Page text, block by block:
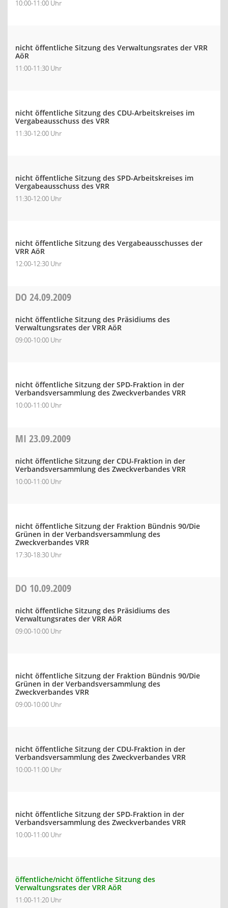
10:00-11:00 Uhr
nicht öffentliche Sitzung des Verwaltungsrates der VRR
AöR
11:00-11:30 Uhr
nicht öffentliche Sitzung des CDU-Arbeitskreises im
Vergabeausschuss des VRR
11:30-12:00 Uhr
nicht öffentliche Sitzung des SPD-Arbeitskreises im
Vergabeausschuss des VRR
11:30-12:00 Uhr
nicht öffentliche Sitzung des Vergabeausschusses der
VRR AöR
12:00-12:30 Uhr
DO 24.09.2009
nicht öffentliche Sitzung des Präsidiums des
Verwaltungsrates der VRR AöR
09:00-10:00 Uhr
nicht öffentliche Sitzung der SPD-Fraktion in der
Verbandsversammlung des Zweckverbandes VRR
10:00-11:00 Uhr
MI 23.09.2009
nicht öffentliche Sitzung der CDU-Fraktion in der
Verbandsversammlung des Zweckverbandes VRR
10:00-11:00 Uhr
nicht öffentliche Sitzung der Fraktion Bündnis 90/Die
Grünen in der Verbandsversammlung des
Zweckverbandes VRR
17:30-18:30 Uhr
DO 10.09.2009
nicht öffentliche Sitzung des Präsidiums des
Verwaltungsrates der VRR AöR
09:00-10:00 Uhr
nicht öffentliche Sitzung der Fraktion Bündnis 90/Die
Grünen in der Verbandsversammlung des
Zweckverbandes VRR
09:00-10:00 Uhr
nicht öffentliche Sitzung der CDU-Fraktion in der
Verbandsversammlung des Zweckverbandes VRR
10:00-11:00 Uhr
nicht öffentliche Sitzung der SPD-Fraktion in der
Verbandsversammlung des Zweckverbandes VRR
10:00-11:00 Uhr
öffentliche/nicht öffentliche Sitzung des
Verwaltungsrates der VRR AöR
11:00-11:20 Uhr